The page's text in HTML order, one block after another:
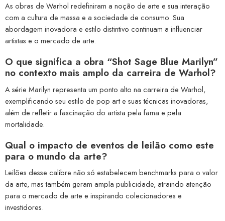
As obras de Warhol redefiniram a noção de arte e sua interação
com a cultura de massa e a sociedade de consumo. Sua
abordagem inovadora e estilo distintivo continuam a influenciar
artistas e o mercado de arte.
O que significa a obra “Shot Sage Blue Marilyn”
no contexto mais amplo da carreira de Warhol?
A série Marilyn representa um ponto alto na carreira de Warhol,
exemplificando seu estilo de pop art e suas técnicas inovadoras,
além de refletir a fascinação do artista pela fama e pela
mortalidade.
Qual o impacto de eventos de leilão como este
para o mundo da arte?
Leilões desse calibre não só estabelecem benchmarks para o valor
da arte, mas também geram ampla publicidade, atraindo atenção
para o mercado de arte e inspirando colecionadores e
investidores.